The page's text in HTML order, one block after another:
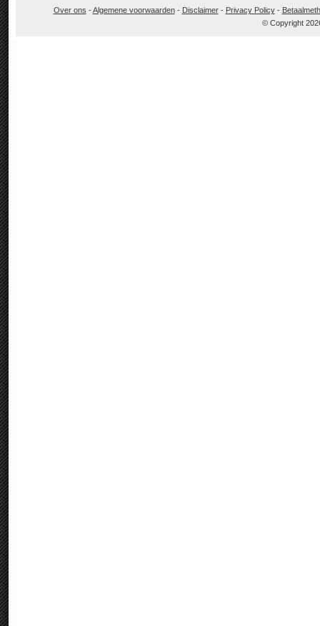
Over ons -Algemene voorwaarden- Disclaimer- Privacy Policy-
© Copyright